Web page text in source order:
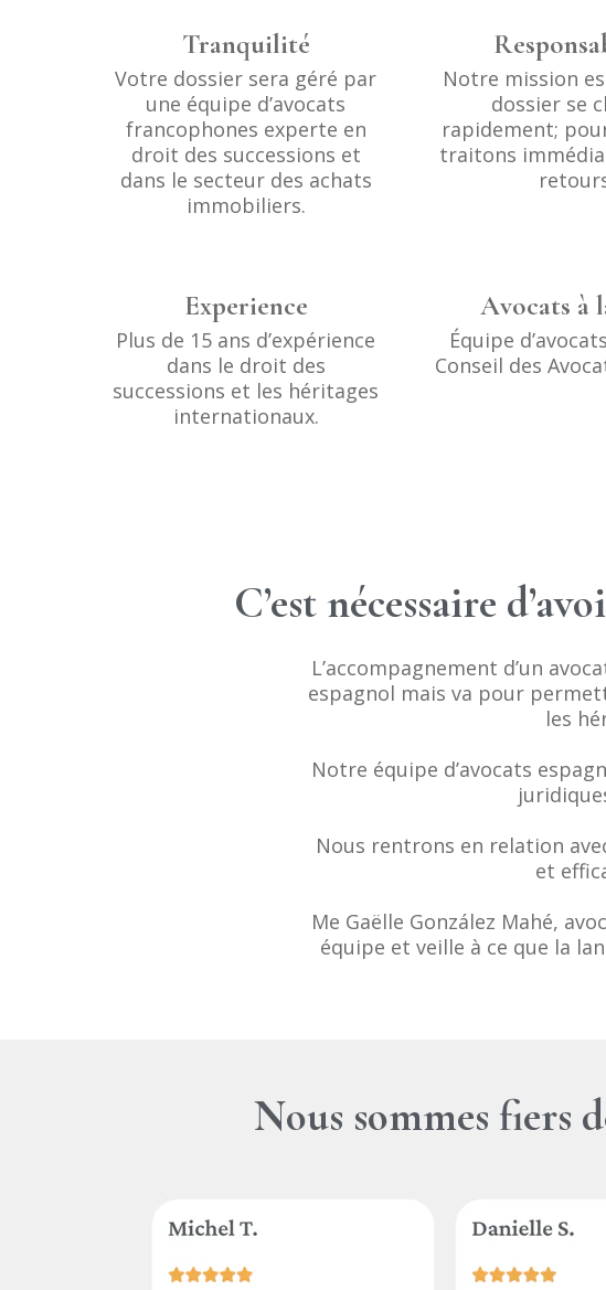
Votre dossier sera géré par
une équipe d’avocats
francophones experte en
droit des successions et
dans le secteur des achats
immobiliers.
Notre mission
dossier se
rapidement;
traitons
Tranquilité
Plus de 15 ans d’expérience
dans le droit des
successions et les héritages
internationaux.
Équipe
Conseil des
Experience Avocats à
C’est nécessaire
L’accompagnement d’un
espagnol mais va pour
les
Notre équipe d’avocats
Nous rentrons en relation
et
Me Gaëlle González Mahé,
équipe et veille à ce que la
Nous sommes fiers